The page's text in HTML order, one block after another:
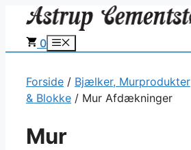
indhold0 Menu
Forside / Bjælker, Murprodukter
& Blokke / Mur Afdækninger
Mur